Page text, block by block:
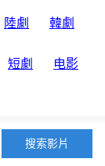
陸劇 韓劇
短劇 电影